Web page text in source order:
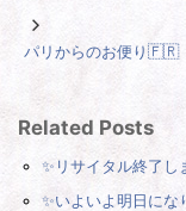
パリからのお便り🇫🇷
Related Posts
✨リサイタル終了し
✨いよいよ明日にな